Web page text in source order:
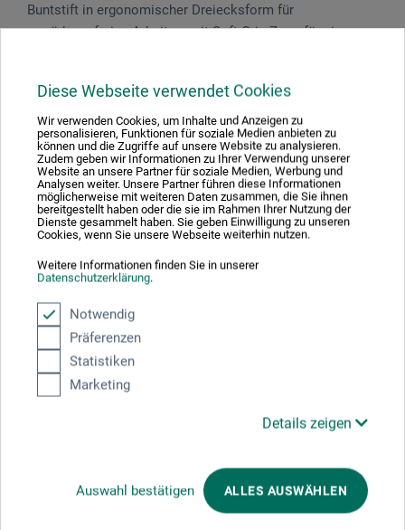
Diese Webseite verwendet Cookies
Wir verwenden Cookies, um Inhalte und Anzeigen zu
personalisieren, Funktionen für soziale Medien anbieten zu
können und die Zugriffe auf unsere Website zu analysieren.
Zudem geben wir Informationen zu Ihrer Verwendung unserer
Website an unsere Partner für soziale Medien, Werbung und
Analysen weiter. Unsere Partner führen diese Informationen
möglicherweise mit weiteren Daten zusammen, die Sie ihnen
bereitgestellt haben oder die sie im Rahmen Ihrer Nutzung der
Dienste gesammelt haben. Sie geben Einwilligung zu unseren
Cookies, wenn Sie unsere Webseite weiterhin nutzen.
Weitere Informationen finden Sie in unserer
Datenschutzerklärung.
Notwendig
Präferenzen
Statistiken
Marketing
Details zeigen
Auswahl bestätigen ALLES AUSWÄHLEN
Buntstift in ergonomischer Dreiecksform für
ermüdungsfreies Arbeiten, mit Soft-Grip-Zone für einen
angebracht. Die Hochleistungs-Mine (Ø 3,25 mm) ist dank
einer Spezialverleimung besonders bruchsicher.
Hochwertige Pigmente garantieren starke Leuchtkraft und
eine angenehm weiche Farbabgabe. Die Farben sind
vollständig wasservermalbar. Holz aus zertifizierter
nachhaltiger Forstwirtschaft (Eco Pencil), Lackierung und
Soft-Grip-Zone aus umweltfreundlichem Wasserlack.
Produktbewertungen (0)